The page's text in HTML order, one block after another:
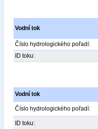
Vodní tok
Číslo hydrologického pořadí:
ID toku:
Vodní tok
Číslo hydrologického pořadí:
ID toku: